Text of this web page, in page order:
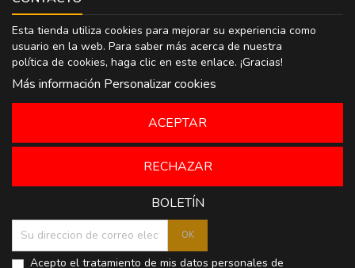
Esta tienda utiliza cookies para mejorar su experiencia como
usuario en la web. Para saber más acerca de nuestra
política de cookies, haga clic en este enlace. ¡Gracias!
Más información Personalizar cookies
RECHAZAR
ACEPTAR
BOLETÍN
Acepto el tratamiento de mis datos personales de